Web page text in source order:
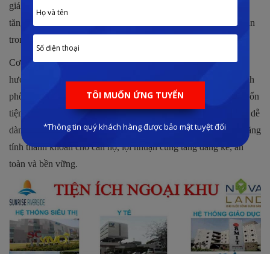
giá, điều kiện cần và đủ để nguồn cung bất động sản có giá trị
tăng trưởng mạnh, căn hộ Nhà Bè trở nên nóng bỏng và hấp dẫn
trong mắt cộng đồng đầu tư.
Cơ sở hạ tầng, dịch vụ tiện ích tại đây ngày càng phát triển, xu
hướng dịch chuyển về vùng ven ngoại ô mà không quá xa thành
phố đang tăng nhanh, cư dân không còn lo ngại vấn đề thiếu thốn
tiện ích dịch vụ, cũng vì thế mà căn hộ Nhà Bè có thể cho thuê dễ
dàng, đầu tư lướt sóng cùng chuyển nhượng tiềm năng, từ đó tăng
tính thanh khoản cho căn hộ, lợi nhuận cũng tăng đáng kể, an
toàn và bền vững.